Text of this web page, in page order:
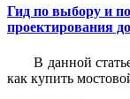
Гид по выбору и
проектирования
В данной
как купить